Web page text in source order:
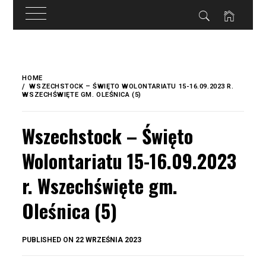
treści
content
HOME
WSZECHSTOCK – ŚWIĘTO WOLONTARIATU 15-16.09.2023 R.
WSZECHŚWIĘTE GM. OLEŚNICA (5)
Wszechstock – Święto
Wolontariatu 15-16.09.2023
r. Wszechświęte gm.
Oleśnica (5)
PUBLISHED ON 22 WRZEŚNIA 2023